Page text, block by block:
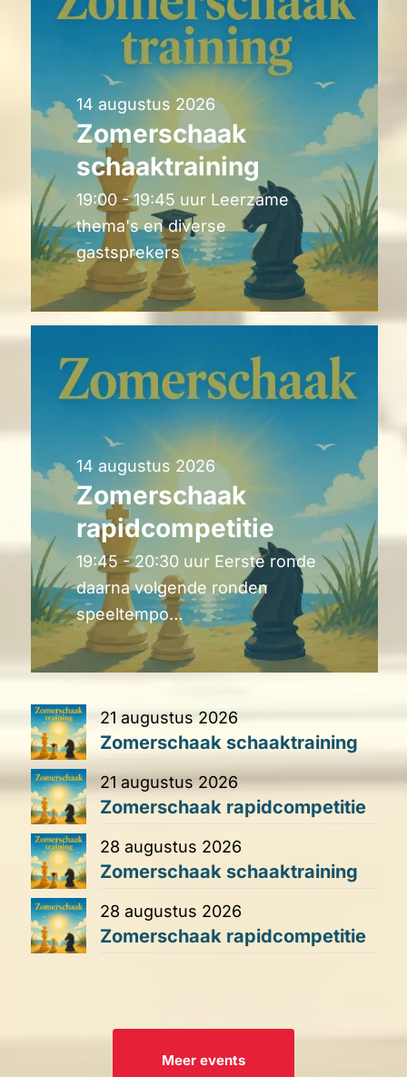
14 augustus 2026
Zomerschaak
schaaktraining
19:00 - 19:45 uur Leerzame
thema's en diverse
gastsprekers
14 augustus 2026
Zomerschaak
rapidcompetitie
19:45 - 20:30 uur Eerste ronde
daarna volgende ronden
speeltempo…
21 augustus 2026
Zomerschaak schaaktraining
21 augustus 2026
Zomerschaak rapidcompetitie
28 augustus 2026
Zomerschaak schaaktraining
28 augustus 2026
Zomerschaak rapidcompetitie
Meer events